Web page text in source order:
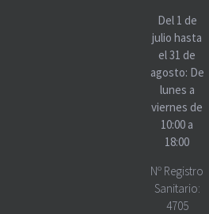
Del 1 de
julio hasta
el 31 de
agosto: De
lunes a
viernes de
10:00 a
18:00
Nº Registro
Sanitario:
4705